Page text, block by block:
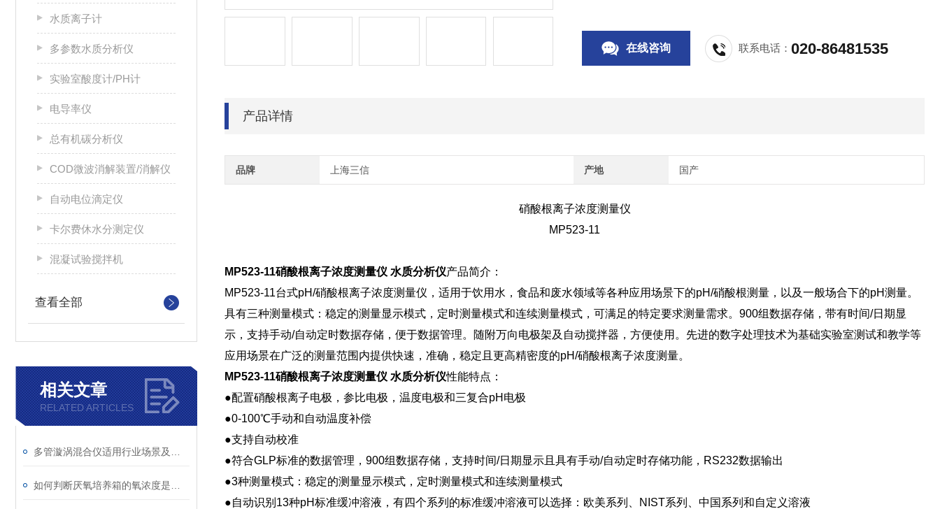
水质离子计
多参数水质分析仪
实验室酸度计/PH计
电导率仪
总有机碳分析仪
COD微波消解装置/消解仪
自动电位滴定仪
卡尔费休水分测定仪
混凝试验搅拌机
查看全部
相关文章
RELATED ARTICLES
在线咨询 联系电话：020-86481535
产品详情
品牌 上海三信 产地 国产
硝酸根离子浓度测量仪
MP523-11
MP523-11硝酸根离子浓度测量仪 水质分析仪产品简介：
MP523-11台式pH/硝酸根离子浓度测量仪，适用于饮用水，食品和废水领域等各种应用场景下的pH/硝酸根测量，以及一般场合下的pH测量。
具有三种测量模式：稳定的测量显示模式，定时测量模式和连续测量模式，可满足的特定要求测量需求。900组数据存储，带有时间/日期显
示，支持手动/自动定时数据存储，便于数据管理。随附万向电极架及自动搅拌器，方便使用。先进的数字处理技术为基础实验室测试和教学等
应用场景在广泛的测量范围内提供快速，准确，稳定且更高精密度的pH/硝酸根离子浓度测量。
MP523-11硝酸根离子浓度测量仪 水质分析仪性能特点：
●配置硝酸根离子电极，参比电极，温度电极和三复合pH电极
●0-100℃手动和自动温度补偿
●支持自动校准
●符合GLP标准的数据管理，900组数据存储，支持时间/日期显示且具有手动/自动定时存储功能，RS232数据输出
●3种测量模式：稳定的测量显示模式，定时测量模式和连续测量模式
●自动识别13种pH标准缓冲溶液，有四个系列的标准缓冲溶液可以选择：欧美系列、NIST系列、中国系列和自定义溶液